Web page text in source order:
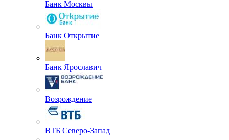
Банк Москвы
Банк Открытие
Банк Ярославич
Возрождение
ВТБ Северо-Запад